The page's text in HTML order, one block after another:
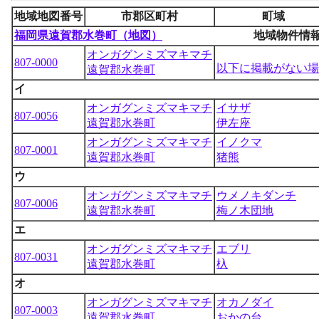
地域地図番号 市郡区町村
町域
福岡県遠賀郡水巻町（地図）
地域物件情
807-0000
オンガグンミズマキマチ
遠賀郡水巻町
以下に掲載がない
イ
807-0056
オンガグンミズマキマチ
遠賀郡水巻町
イサザ
伊左座
807-0001
オンガグンミズマキマチ
遠賀郡水巻町
イノクマ
猪熊
ウ
807-0006
オンガグンミズマキマチ
遠賀郡水巻町
ウメノキダンチ
梅ノ木団地
エ
807-0031
オンガグンミズマキマチ
遠賀郡水巻町
エブリ
杁
オ
807-0003
オンガグンミズマキマチ オカノダイ